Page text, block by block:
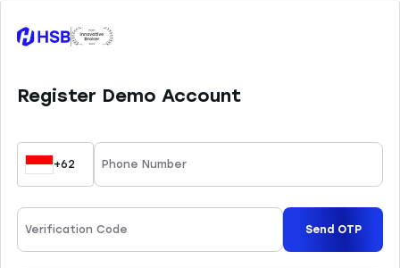
pemahaman dan kemampuan analisa
yang tepat. HSB Investasi tidak
konten ini. Sesuai ketentuan yang
instrumen trading yang dapat Anda
pelajari di website resmi kami.